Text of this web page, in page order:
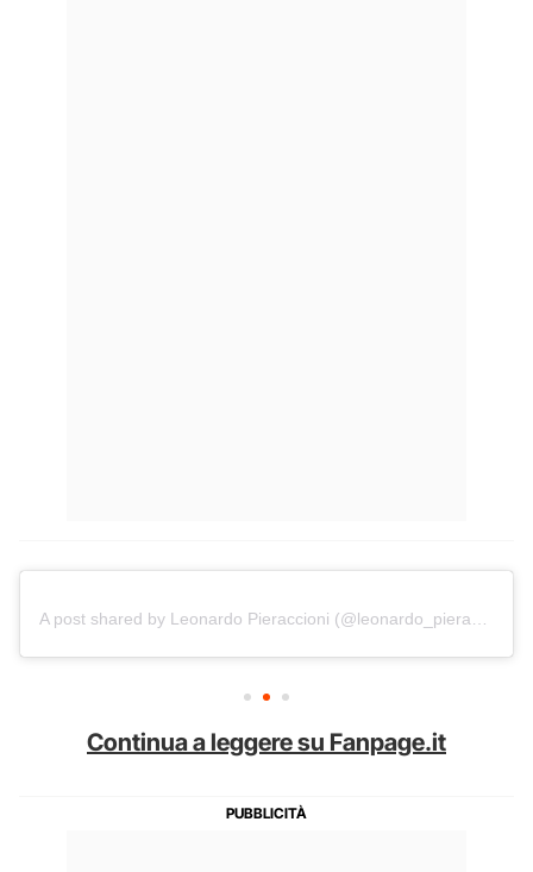
Continua a leggere su Fanpage.it